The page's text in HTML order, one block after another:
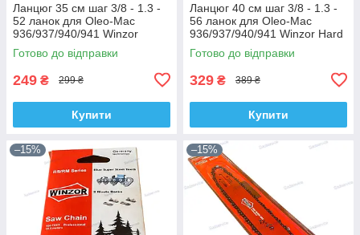
Ланцюг 35 см шаг 3/8 - 1.3 -
52 ланок для Oleo-Mac
936/937/940/941 Winzor
Готово до відправки
249 ₴ 299 ₴
Купити
Ланцюг 40 см шаг 3/8 - 1.3 -
56 ланок для Oleo-Mac
936/937/940/941 Winzor Hard
Готово до відправки
329 ₴ 389 ₴
Купити
–15% –15%